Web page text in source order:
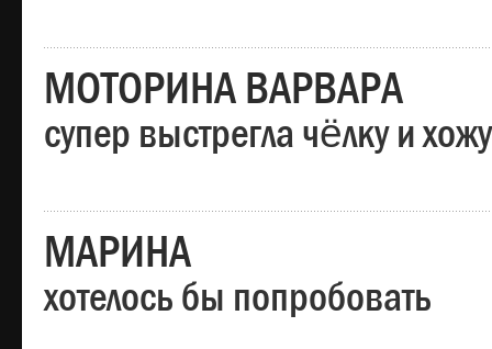
МОТОРИНА ВАРВАРА
супер выстрегла чёлку и
МАРИНА
хотелось бы попробовать